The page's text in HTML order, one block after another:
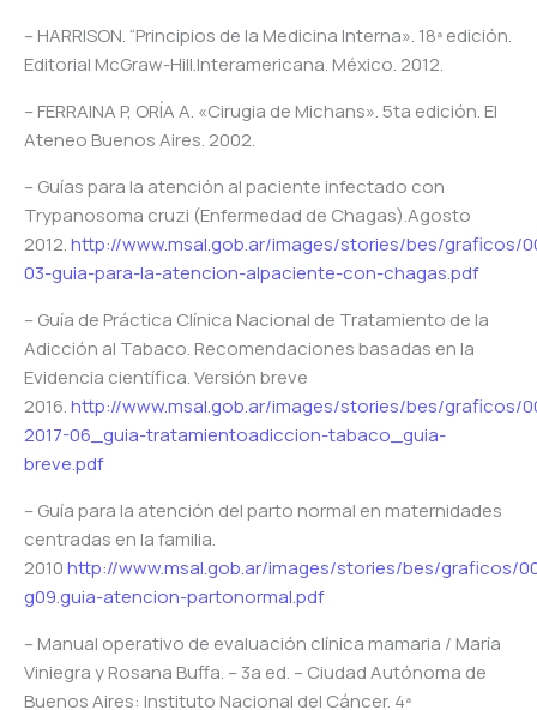
– HARRISON. “Principios de la Medicina Interna». 18ª edición.
Editorial McGraw-Hill.Interamericana. México. 2012.
– FERRAINA P, ORÍA A. «Cirugia de Michans». 5ta edición. El
Ateneo Buenos Aires. 2002.
– Guías para la atención al paciente infectado con
Trypanosoma cruzi (Enfermedad de Chagas).Agosto
2012.http://www.msal.gob.ar/images/stories/bes/graficos/
03-guia-para-la-atencion-alpaciente-con-chagas.pdf
– Guía de Práctica Clínica Nacional de Tratamiento de la
Adicción al Tabaco. Recomendaciones basadas en la
Evidencia científica. Versión breve
2016.http://www.msal.gob.ar/images/stories/bes/graficos/
2017-06_guia-tratamientoadiccion-tabaco_guia-
breve.pdf
– Guía para la atención del parto normal en maternidades
centradas en la familia.
2010http://www.msal.gob.ar/images/stories/bes/graficos/
g09.guia-atencion-partonormal.pdf
– Manual operativo de evaluación clínica mamaria / María
Viniegra y Rosana Buffa. – 3a ed. – Ciudad Autónoma de
Buenos Aires: Instituto Nacional del Cáncer. 4ª